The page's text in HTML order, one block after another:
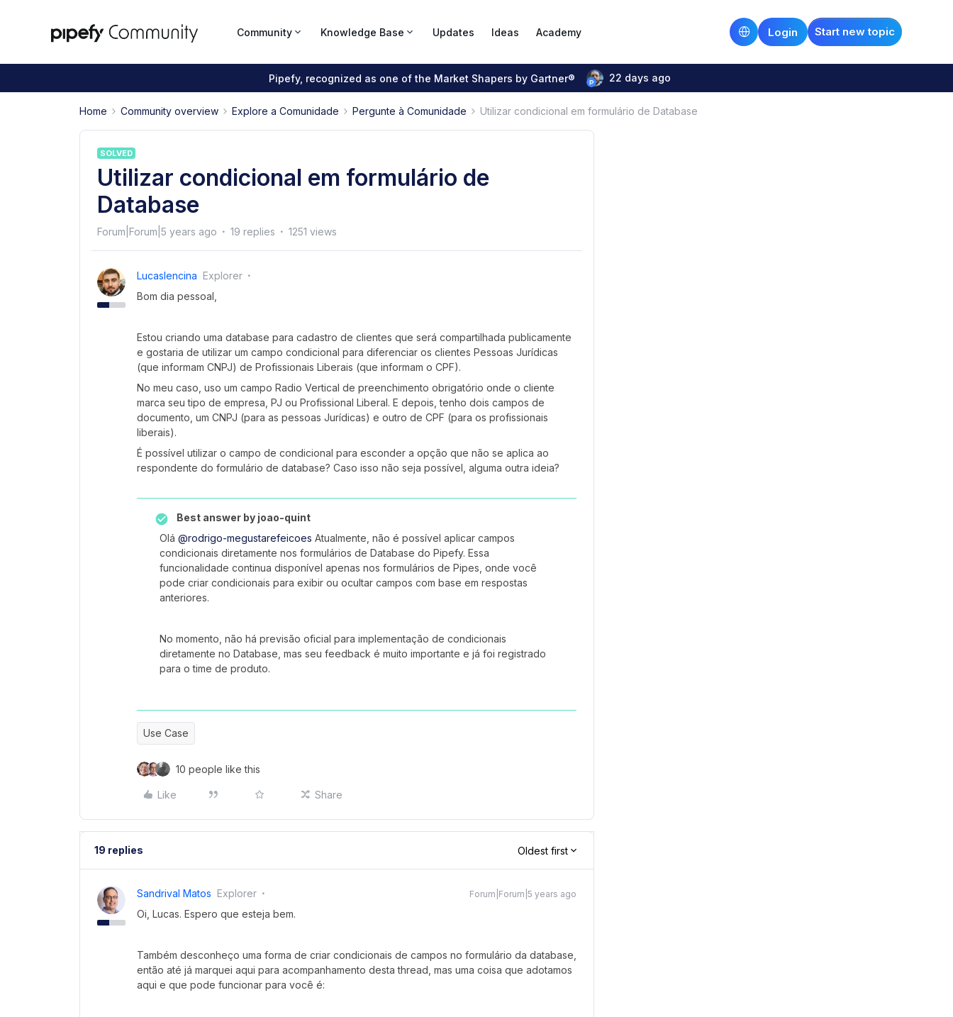
Community Knowledge Base Updates Ideas Academy Start new topic
Login
Pipefy, recognized as one of the Market Shapers by Gartner® 22 days ago
Home Community overview Explore a Comunidade Pergunte à Comunidade Utilizar condicional em formulário de Database
SOLVED
Utilizar condicional em formulário de
Database
Forum|Forum|5 years ago 19 replies 1251 views
Lucaslencina Explorer
Bom dia pessoal,
Estou criando uma database para cadastro de clientes que será compartilhada publicamente
e gostaria de utilizar um campo condicional para diferenciar os clientes Pessoas Jurídicas
(que informam CNPJ) de Profissionais Liberais (que informam o CPF).
No meu caso, uso um campo Radio Vertical de preenchimento obrigatório onde o cliente
marca seu tipo de empresa, PJ ou Profissional Liberal. E depois, tenho dois campos de
documento, um CNPJ (para as pessoas Jurídicas) e outro de CPF (para os profissionais
liberais).
É possível utilizar o campo de condicional para esconder a opção que não se aplica ao
respondente do formulário de database? Caso isso não seja possível, alguma outra ideia?
Best answer by joao-quint
Olá ​ @rodrigo-megustarefeicoes Atualmente, não é possível aplicar campos
condicionais diretamente nos formulários de Database do Pipefy. Essa
funcionalidade continua disponível apenas nos formulários de Pipes, onde você
pode criar condicionais para exibir ou ocultar campos com base em respostas
anteriores.
No momento, não há previsão oficial para implementação de condicionais
diretamente no Database, mas seu feedback é muito importante e já foi registrado
para o time de produto.
Use Case
10 people like this
Like Share
19 replies Oldest first
Sandrival Matos Explorer Forum|Forum|5 years ago
Oi, Lucas. Espero que esteja bem.
Também desconheço uma forma de criar condicionais de campos no formulário da database,
então até já marquei aqui para acompanhamento desta thread, mas uma coisa que adotamos
aqui e que pode funcionar para você é: